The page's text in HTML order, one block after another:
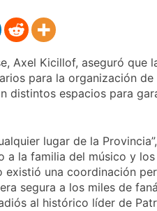
riesgo país quedó al
borde de los 450
los disturbios frente
al Congreso y
calificó a los
responsables como
«delincuentes
anarquistas»
1 Día Atrás
la Cerveza: los tres
secretos para
servirla
correctamente
1 Día Atrás
El frío polar se
tiempo y llegan las
temperaturas más
bajas de la semana
Día de San Cayetano:
por qué se celebra
cada 7 de agosto y
qué representa para
los argentinos
1 Día Atrás
El Senado aprobó la
ley de propiedad
Axel Kicillof, aseguró que
para la organización
distintos espacios para
lugar de la
a la familia del músico y
existió una coordinación
segura a los miles de
al histórico líder de